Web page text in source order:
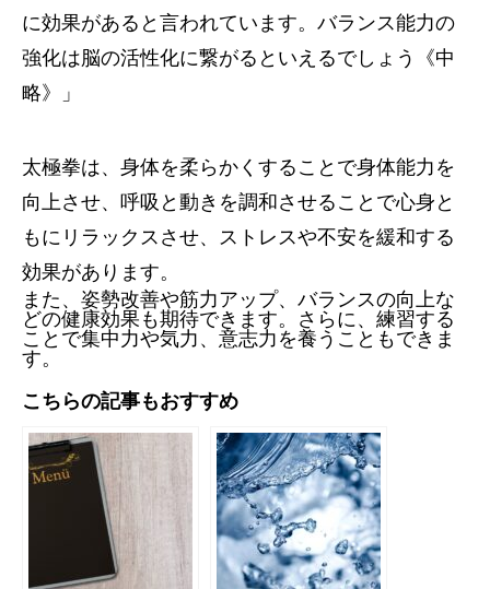
に効果があると言われています。バランス能力の
強化は脳の活性化に繋がるといえるでしょう《中
略》」
太極拳は、身体を柔らかくすることで身体能力を
向上させ、呼吸と動きを調和させることで心身と
もにリラックスさせ、ストレスや不安を緩和する
効果があります。
また、姿勢改善や筋力アップ、バランスの向上な
どの健康効果も期待できます。さらに、練習する
ことで集中力や気力、意志力を養うこともできま
す。
こちらの記事もおすすめ